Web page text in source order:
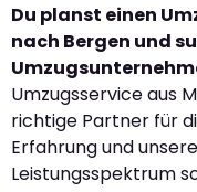
Du planst einen
nach Bergen und
Umzugsservice aus
richtige Partner für
Erfahrung und
Leistungsspektrum